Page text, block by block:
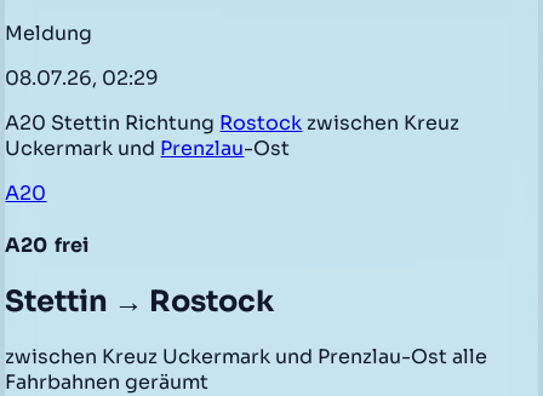
Meldung
08.07.26, 02:29
A20 Stettin Richtung Rostock zwischen Kreuz
Uckermark und Prenzlau-Ost
A20
A20 frei
Stettin → Rostock
zwischen Kreuz Uckermark und Prenzlau-Ost alle
Fahrbahnen geräumt